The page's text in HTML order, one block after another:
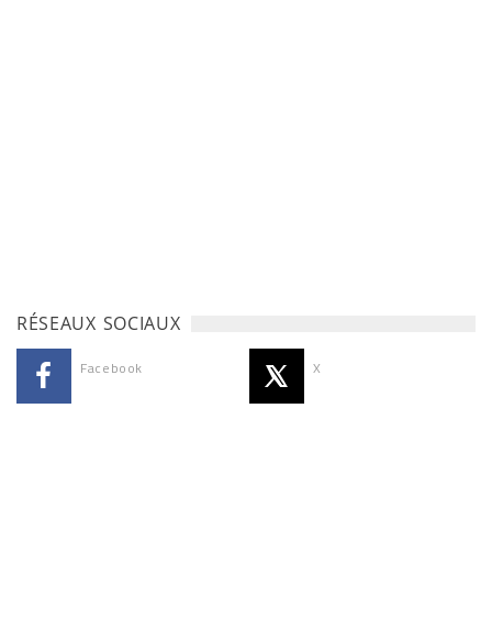
RÉSEAUX SOCIAUX
Facebook X